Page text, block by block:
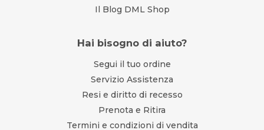
Il Blog DML Shop
Hai bisogno di aiuto?
Segui il tuo ordine
Servizio Assistenza
Resi e diritto di recesso
Prenota e Ritira
Termini e condizioni di vendita